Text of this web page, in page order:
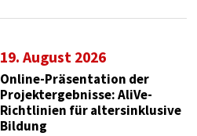
19. August 2026
Online-Präsentation der
Projektergebnisse: AliVe-
Richtlinien für altersinklusive
Bildung